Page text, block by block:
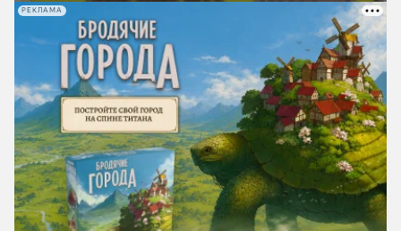
РЕКЛАМА